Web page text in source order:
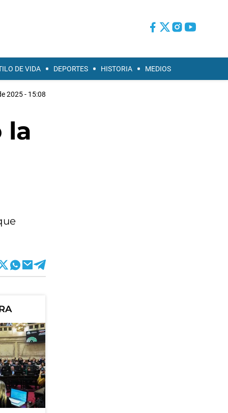
DE VIDA DEPORTES HISTORIA MEDIOS
2025 - 15:08
la